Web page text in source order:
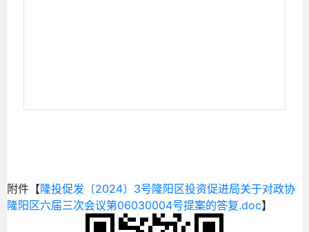
附件【隆投促发〔2024〕3号隆阳区投资促进局关于对政协
隆阳区六届三次会议第06030004号提案的答复.doc】